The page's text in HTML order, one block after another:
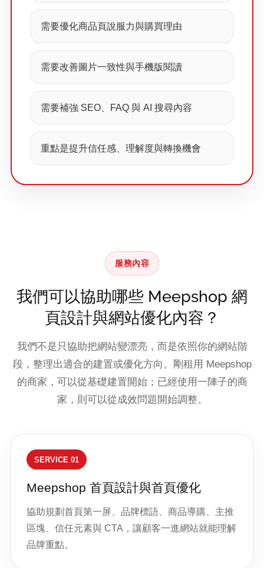
需要優化商品頁說服力與購買理由
需要改善圖片一致性與手機版閱讀
需要補強 SEO、FAQ 與 AI 搜尋內容
重點是提升信任感、理解度與轉換機會
服務內容
我們可以協助哪些 Meepshop 網
頁設計與網站優化內容？
我們不是只協助把網站變漂亮，而是依照你的網站階
段，整理出適合的建置或優化方向。剛租用 Meepshop
的商家，可以從基礎建置開始；已經使用一陣子的商
家，則可以從成效問題開始調整。
SERVICE 01
Meepshop 首頁設計與首頁優化
協助規劃首頁第一屏、品牌標語、商品導購、主推
區塊、信任元素與 CTA，讓顧客一進網站就能理解
品牌重點。